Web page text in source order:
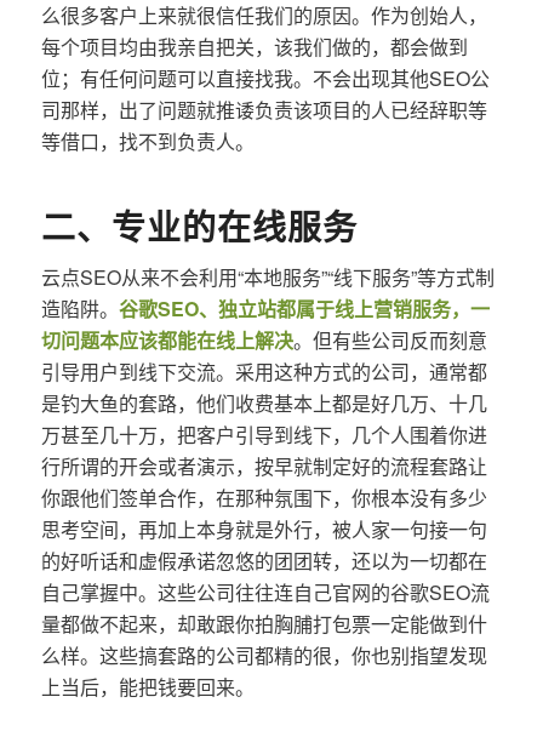
么很多客户上来就很信任我们的原因。作为创始人，
每个项目均由我亲自把关，该我们做的，都会做到
位；有任何问题可以直接找我。不会出现其他SEO公
司那样，出了问题就推诿负责该项目的人已经辞职等
等借口，找不到负责人。
二、专业的在线服务
云点SEO从来不会利用“本地服务”“线下服务”等方式制
造陷阱。 谷歌SEO、独立站都属于线上营销服务，一
切问题本应该都能在线上解决。但有些公司反而刻意
引导用户到线下交流。采用这种方式的公司，通常都
是钓大鱼的套路，他们收费基本上都是好几万、十几
万甚至几十万，把客户引导到线下，几个人围着你进
行所谓的开会或者演示，按早就制定好的流程套路让
你跟他们签单合作，在那种氛围下，你根本没有多少
思考空间，再加上本身就是外行，被人家一句接一句
的好听话和虚假承诺忽悠的团团转，还以为一切都在
自己掌握中。这些公司往往连自己官网的谷歌SEO流
量都做不起来，却敢跟你拍胸脯打包票一定能做到什
么样。这些搞套路的公司都精的很，你也别指望发现
上当后，能把钱要回来。